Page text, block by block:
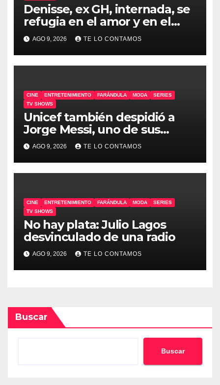
Denisse, ex GH, internada, se
refugia en el amor y en el
humor
AGO 9, 2026 TE LO CONTAMOS
CINE ENTRETENIMIENTO FARÁNDULA MODA
SERIES
TV SHOWS
Unicef también despidió a
Jorge Messi, uno de sus
embajadores
AGO 9, 2026 TE LO CONTAMOS
CINE ENTRETENIMIENTO FARÁNDULA MODA
SERIES
TV SHOWS
No hay plata: Julio Lagos
desvinculado de una radio
AGO 9, 2026 TE LO CONTAMOS
Buscar
Buscar